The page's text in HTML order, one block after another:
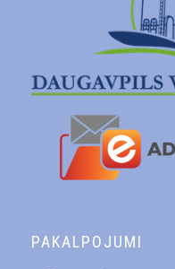
PAKALPOJUMI